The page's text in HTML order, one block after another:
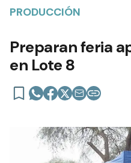
PRODUCCIÓN
Preparan feria
en Lote 8